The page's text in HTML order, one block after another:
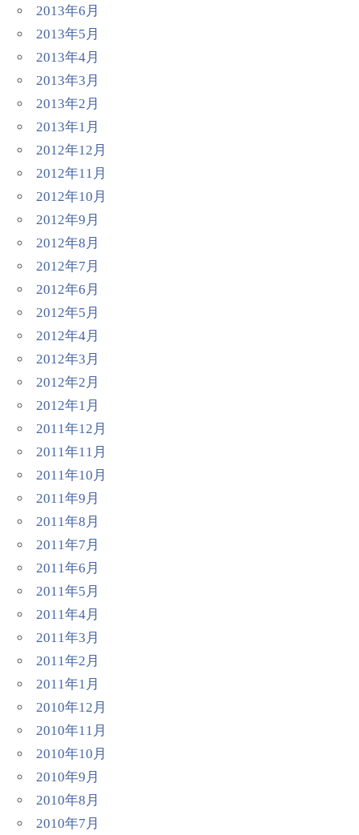
2013年6月
2013年5月
2013年4月
2013年3月
2013年2月
2013年1月
2012年12月
2012年11月
2012年10月
2012年9月
2012年8月
2012年7月
2012年6月
2012年5月
2012年4月
2012年3月
2012年2月
2012年1月
2011年12月
2011年11月
2011年10月
2011年9月
2011年8月
2011年7月
2011年6月
2011年5月
2011年4月
2011年3月
2011年2月
2011年1月
2010年12月
2010年11月
2010年10月
2010年9月
2010年8月
2010年7月